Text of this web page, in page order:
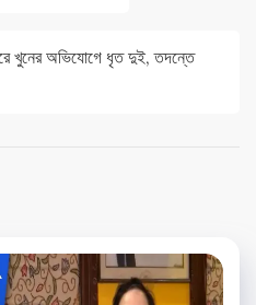
খুনের অভিযোগে ধৃত দুই, তদন্তে